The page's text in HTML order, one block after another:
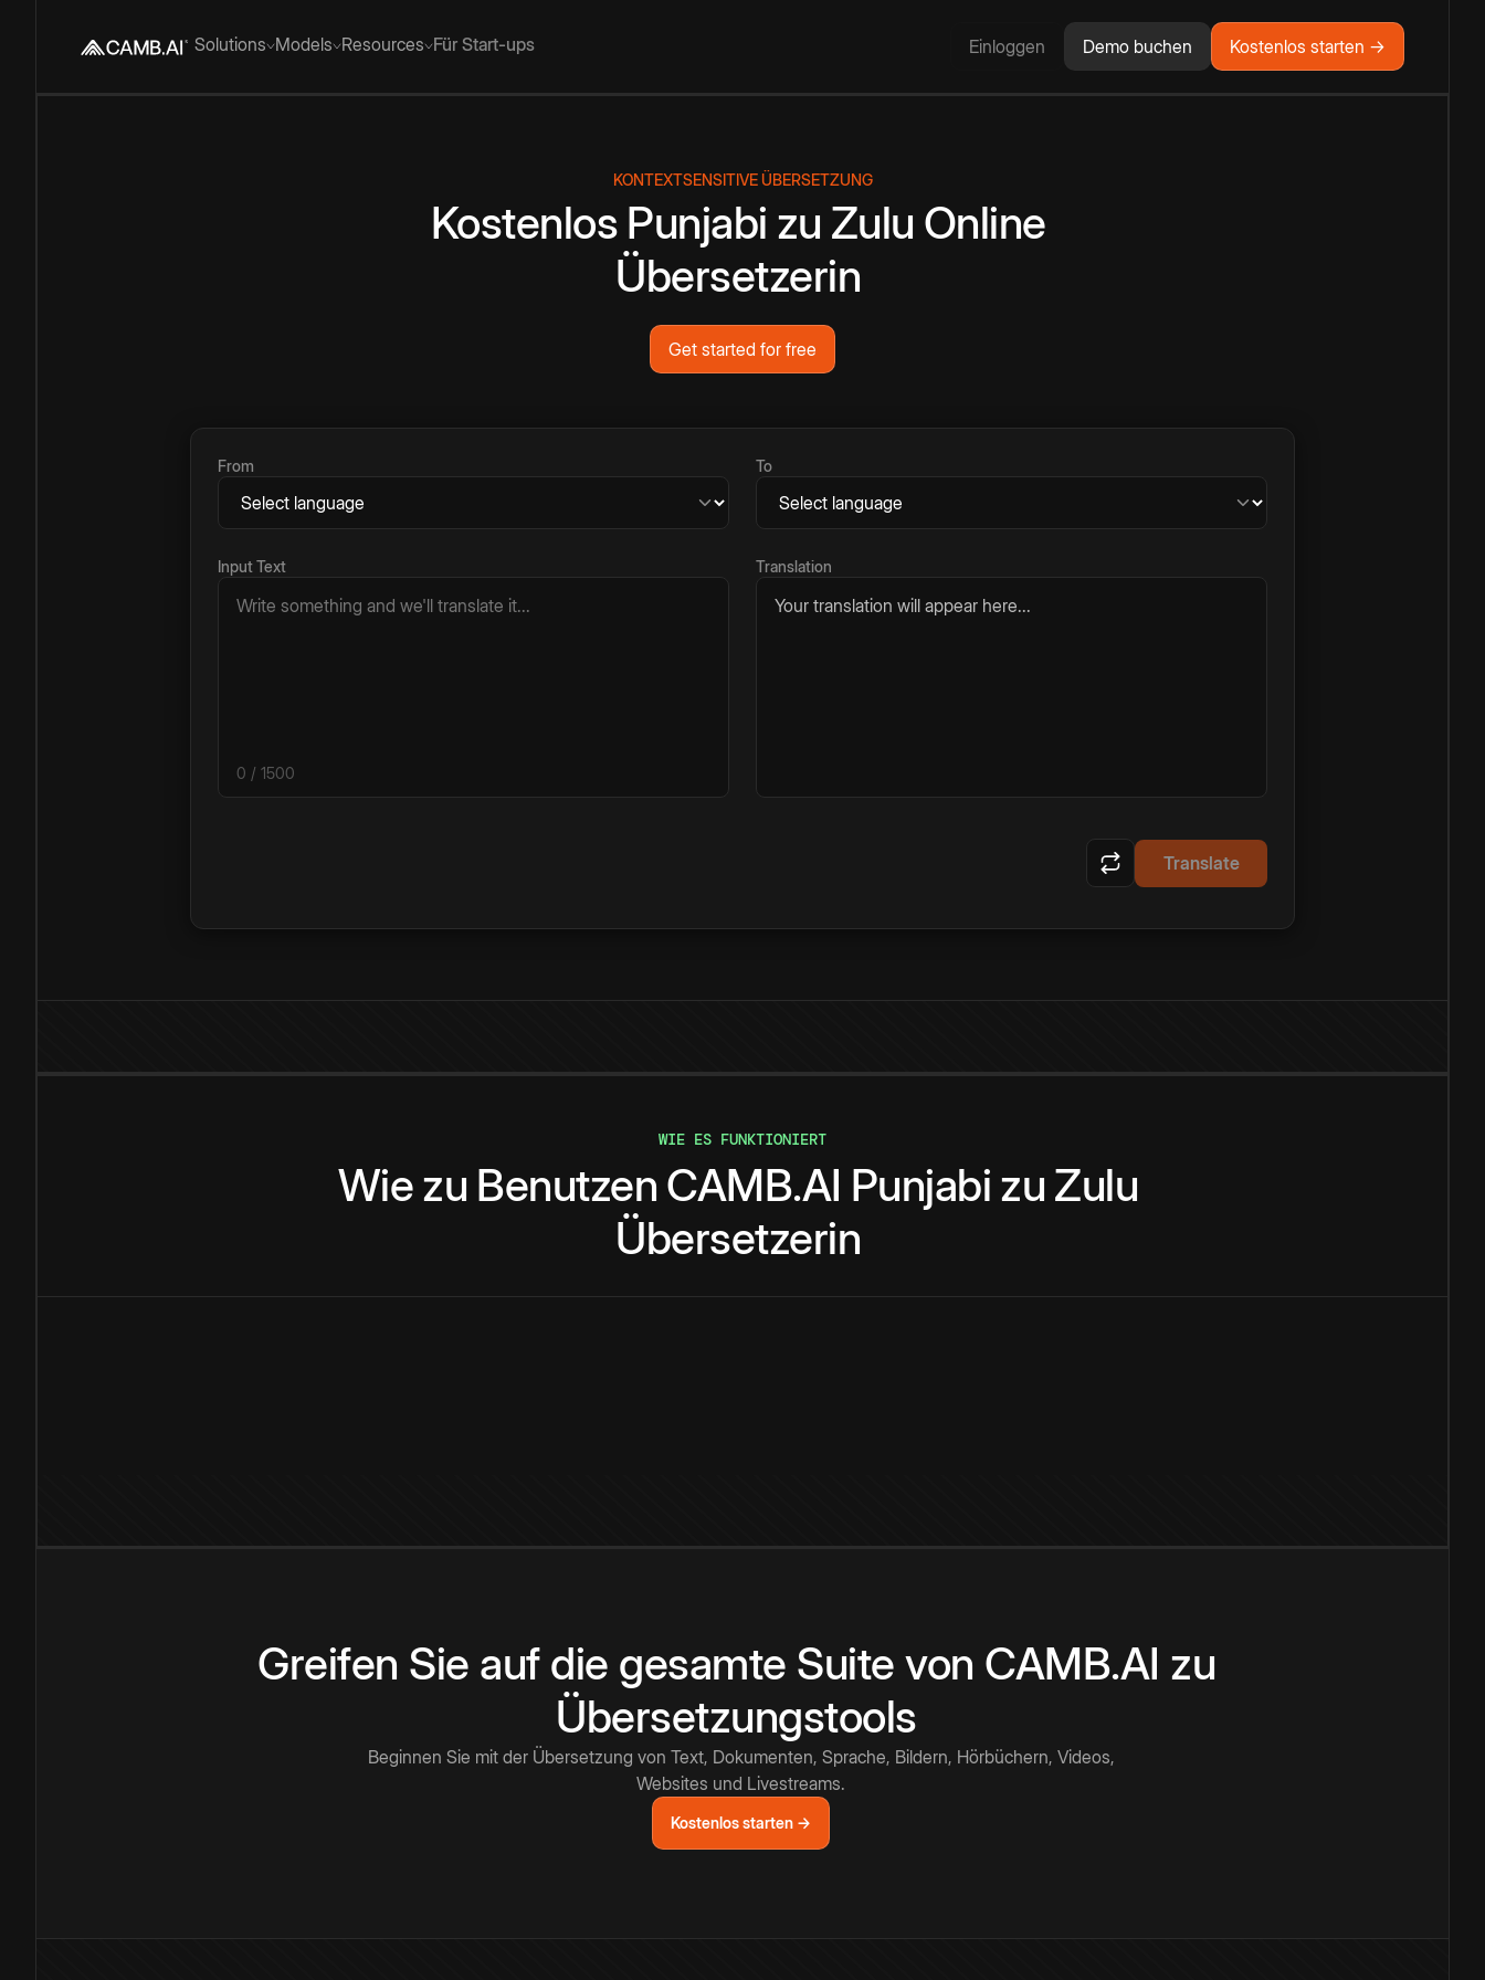
Solutions Models Resources Für Start-ups Einloggen Demo buchen Kostenlos starten →
KONTEXTSENSITIVE ÜBERSETZUNG
Kostenlos Punjabi zu Zulu Online
Übersetzerin
Get started for free
From To
Input Text
0 / 1500
Translation
Your translation will appear here...
Translate
WIE ES FUNKTIONIERT
Wiezu Benutzen CAMB.AI Punjabi zu Zulu
Übersetzerin
Greifen Sie auf die gesamte Suite von CAMB.AI zu
Übersetzungstools
Beginnen Sie mit der Übersetzung von Text, Dokumenten, Sprache, Bildern, Hörbüchern, Videos,
Websites und Livestreams.
Kostenlos starten →